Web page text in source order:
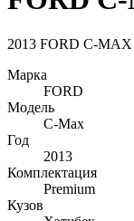
2013 FORD C-
Марка
FORD
Модель
C-Max
Год
2013
Комплектация
Premium
Кузов